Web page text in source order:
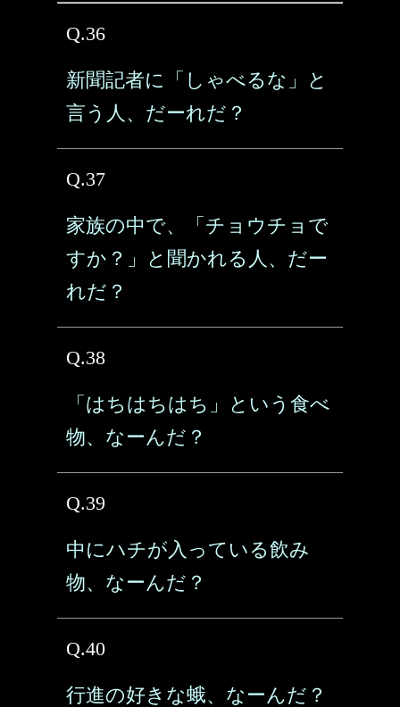
Q.36
新聞記者に「しゃべるな」と
言う人、だーれだ？
Q.37
家族の中で、「チョウチョで
すか？」と聞かれる人、だー
れだ？
Q.38
「はちはちはち」という食べ
物、なーんだ？
Q.39
中にハチが入っている飲み
物、なーんだ？
Q.40
行進の好きな蛾、なーんだ？